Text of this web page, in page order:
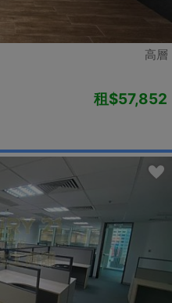
高層
租$57,852